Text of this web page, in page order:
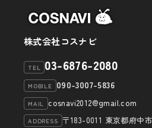
株式会社コスナビ
TEL 03-6876-2080
MOBILE 090-3007-5836
MAIL cosnavi2012@gmail.com
ADDRESS 〒183-0011 東京都府中